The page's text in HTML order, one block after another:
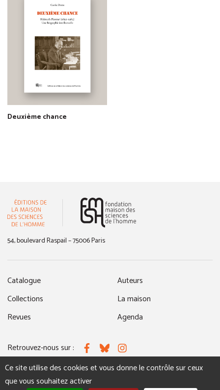
Deuxième chance
54, boulevard Raspail – 75006 Paris
Catalogue
Collections
Revues
Auteurs
La maison
Agenda
Retrouvez-nous sur : FacebookBlueskyInstagram
Ce site utilise des cookies et vous donne le contrôle sur ceux
que vous souhaitez activer